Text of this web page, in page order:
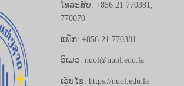
ໂທລະສັບ: +856 21 770381,
770070
ແຟັກ: +856 21 770381
ອີເມວ: nuol@nuol.edu.la
ເວັບໄຊ: https://nuol.edu.la